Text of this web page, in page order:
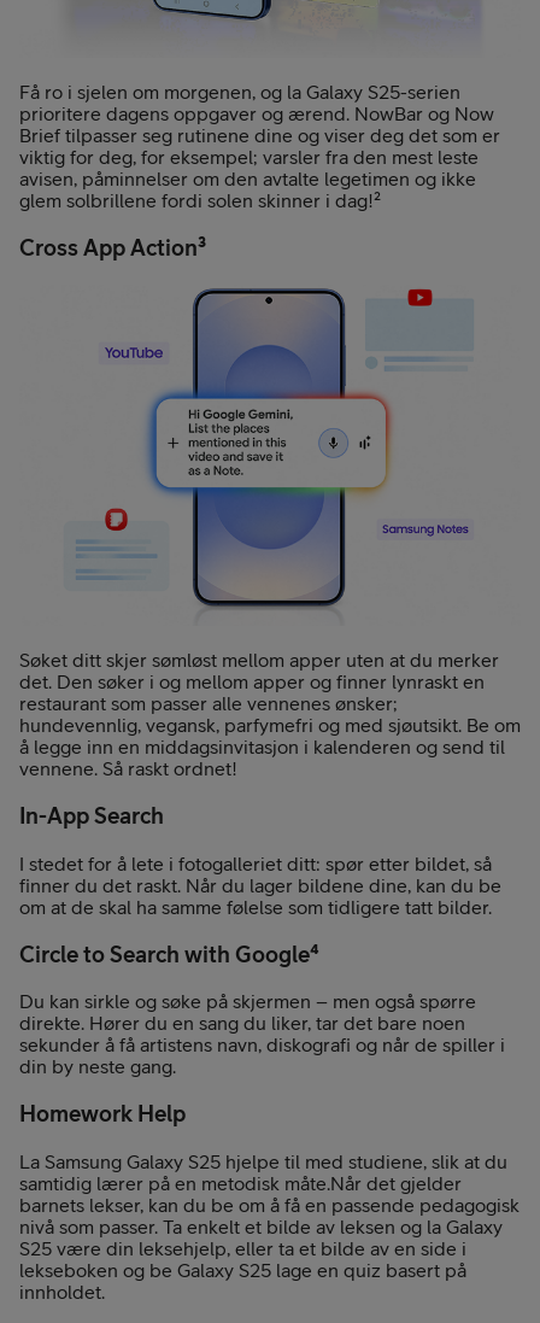
Få ro i sjelen om morgenen, og la Galaxy S25-serien
prioritere dagens oppgaver og ærend. NowBar og Now
Brief tilpasser seg rutinene dine og viser deg det som er
viktig for deg, for eksempel; varsler fra den mest leste
avisen, påminnelser om den avtalte legetimen og ikke
glem solbrillene fordi solen skinner i dag!²
Cross App Action³
Søket ditt skjer sømløst mellom apper uten at du merker
det. Den søker i og mellom apper og finner lynraskt en
restaurant som passer alle vennenes ønsker;
hundevennlig, vegansk, parfymefri og med sjøutsikt. Be om
å legge inn en middagsinvitasjon i kalenderen og send til
vennene. Så raskt ordnet!
In-App Search
I stedet for å lete i fotogalleriet ditt: spør etter bildet, så
finner du det raskt. Når du lager bildene dine, kan du be
om at de skal ha samme følelse som tidligere tatt bilder.
Circle to Search with Google⁴
Du kan sirkle og søke på skjermen – men også spørre
direkte. Hører du en sang du liker, tar det bare noen
sekunder å få artistens navn, diskografi og når de spiller i
din by neste gang.
Homework Help
La Samsung Galaxy S25 hjelpe til med studiene, slik at du
samtidig lærer på en metodisk måte.Når det gjelder
barnets lekser, kan du be om å få en passende pedagogisk
nivå som passer. Ta enkelt et bilde av leksen og la Galaxy
S25 være din leksehjelp, eller ta et bilde av en side i
lekseboken og be Galaxy S25 lage en quiz basert på
innholdet.